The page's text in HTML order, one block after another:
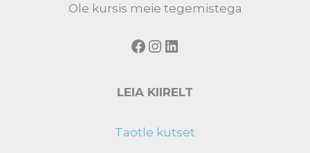
Ole kursis meie tegemistega
LEIA KIIRELT
Taotle kutset